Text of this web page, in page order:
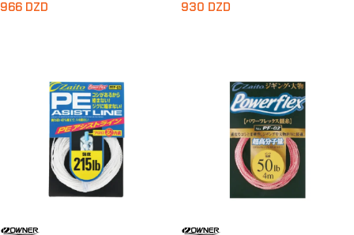
966 DZD 930 DZD